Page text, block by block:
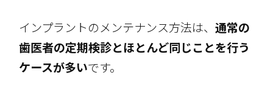
インプラントのメンテナンス方法は、通常の
歯医者の定期検診とほとんど同じことを行う
ケースが多いです。